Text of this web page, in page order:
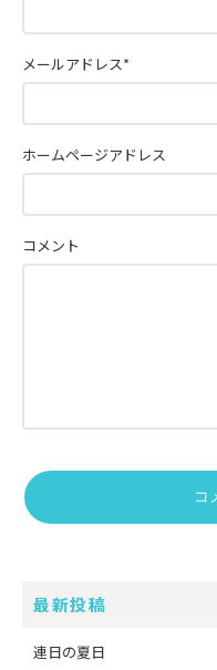
コメント
メールアドレス*
ホームページアドレス
最新投稿
連日の夏日